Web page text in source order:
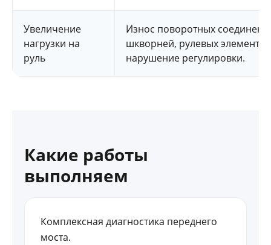
Увеличение
нагрузки на
руль
Износ поворотных
шкворней, рулевых
нарушение регулировки.
Какие работы
выполняем
Комплексная диагностика переднего
моста.